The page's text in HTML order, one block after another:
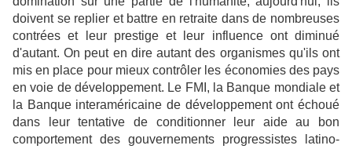
doivent se replier et battre en retraite dans de nombreuses
contrées et leur prestige et leur influence ont diminué
d'autant. On peut en dire autant des organismes qu'ils ont
mis en place pour mieux contrôler les économies des pays
en voie de développement. Le FMI, la Banque mondiale et
la Banque interaméricaine de développement ont échoué
dans leur tentative de conditionner leur aide au bon
comportement des gouvernements progressistes latino-